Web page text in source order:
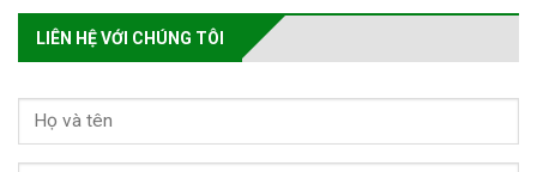
LIÊN HỆ VỚI CHÚNG TÔI